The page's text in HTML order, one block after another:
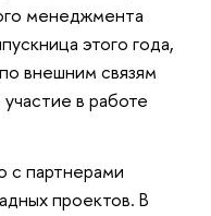
менеджмента
этого года,
внешним связям
в работе
с партнерами
проектов. В